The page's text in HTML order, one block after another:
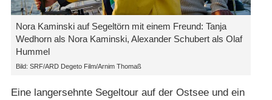
Nora Kaminski auf Segeltörn mit einem Freund: Tanja
Wedhorn als Nora Kaminski, Alexander Schubert als Olaf
Hummel
Bild: SRF/ARD Degeto Film/Arnim Thomaß
Eine langersehnte Segeltour auf der Ostsee und ein